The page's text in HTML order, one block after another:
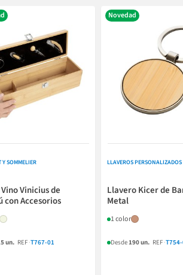
Y SOMMELIER
Vinicius de
con Accesorios
un. REF ·T767-01
Novedad
LLAVEROS PERSONALIZADOS
Llavero Kicer de
Metal
1 color
Desde190 un. REF ·